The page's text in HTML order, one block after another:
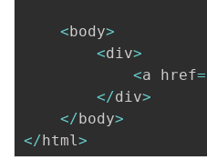
证
实
的
持
建
< body>
<div>
<a href=
</div>
</ body>
</ html>